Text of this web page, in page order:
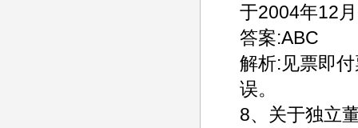
于2004年12
答案:ABC
解析:见票即
误。
8、关于独立